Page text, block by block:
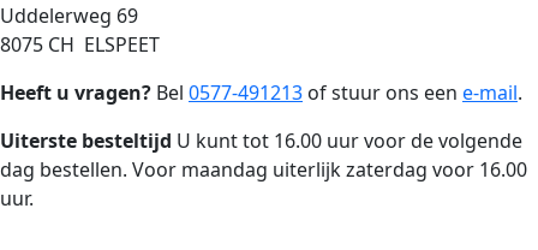
Uddelerweg 69
8075 CH ELSPEET
Heeft u vragen? Bel 0577-491213 of stuur ons een e-mail.
Uiterste besteltijd U kunt tot 16.00 uur voor de volgende
dag bestellen. Voor maandag uiterlijk zaterdag voor 16.00
uur.